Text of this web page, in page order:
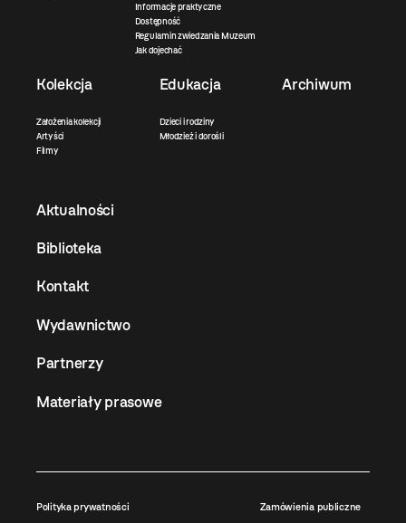
Informacje praktyczne
Dostępność
Regulamin zwiedzania Muzeum
Jak dojechać
Kolekcja
Założenia kolekcji
Artyści
Filmy
Edukacja
Dzieci i rodziny
Młodzież i dorośli
Archiwum
Aktualności
Biblioteka
Kontakt
Wydawnictwo
Partnerzy
Materiały prasowe
Polityka prywatności Zamówienia publiczne